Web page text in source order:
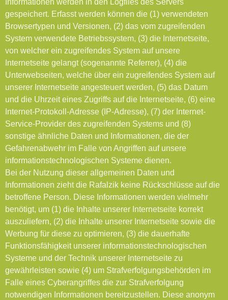
Informationen werden in den Logfiles des Servers
gespeichert. Erfasst werden können die (1) verwendeten
Browsertypen und Versionen, (2) das vom zugreifenden
System verwendete Betriebssystem, (3) die Internetseite,
von welcher ein zugreifendes System auf unsere
Internetseite gelangt (sogenannte Referrer), (4) die
Unterwebseiten, welche über ein zugreifendes System auf
unserer Internetseite angesteuert werden, (5) das Datum
und die Uhrzeit eines Zugriffs auf die Internetseite, (6) eine
Internet-Protokoll-Adresse (IP-Adresse), (7) der Internet-
Service-Provider des zugreifenden Systems und (8)
sonstige ähnliche Daten und Informationen, die der
Gefahrenabwehr im Falle von Angriffen auf unsere
informationstechnologischen Systeme dienen.
Bei der Nutzung dieser allgemeinen Daten und
Informationen zieht die Rafalzik keine Rückschlüsse auf die
betroffene Person. Diese Informationen werden vielmehr
benötigt, um (1) die Inhalte unserer Internetseite korrekt
auszuliefern, (2) die Inhalte unserer Internetseite sowie die
Werbung für diese zu optimieren, (3) die dauerhafte
Funktionsfähigkeit unserer informationstechnologischen
Systeme und der Technik unserer Internetseite zu
gewährleisten sowie (4) um Strafverfolgungsbehörden im
Falle eines Cyberangriffes die zur Strafverfolgung
notwendigen Informationen bereitzustellen. Diese anonym